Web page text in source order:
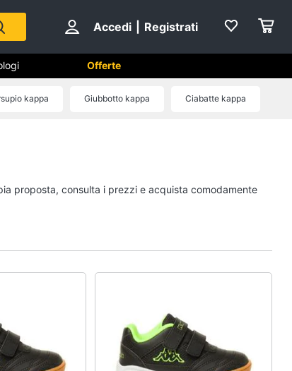
Accedi Registrati
Vedi tutti
Cavigliera
Offerte
kappa Giubbotto kappa Ciabatte kappa
proposta, consulta i prezzi e acquista comodamente